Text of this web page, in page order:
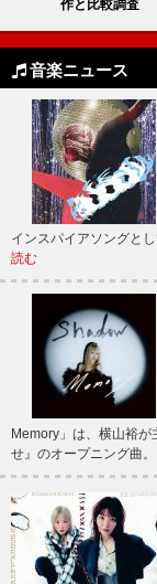
作と比較調査
音楽ニュース
インスパイアソングと
読む
Memory」は、横山裕
せ』のオープニング曲